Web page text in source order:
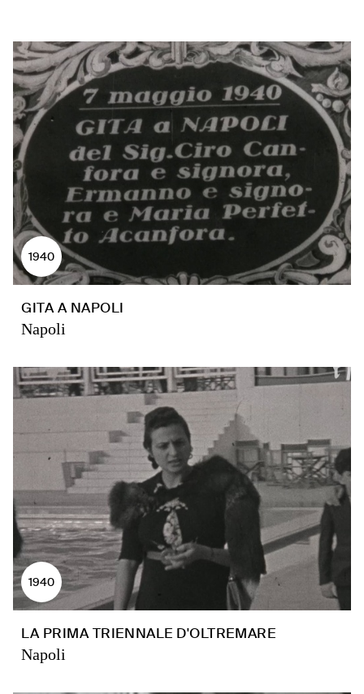
1940
GITA A NAPOLI
Napoli
1940
LA PRIMA TRIENNALE D'OLTREMARE
Napoli